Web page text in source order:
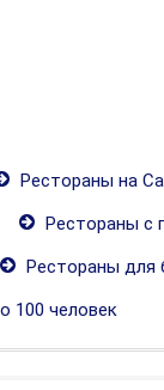
Рестораны на
Рестораны с
Рестораны для
100 человек